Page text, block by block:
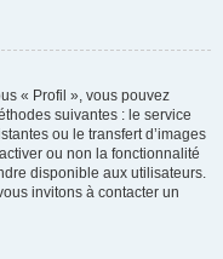
« Profil », vous pouvez
suivantes : le service
ou le transfert d’images
ou non la fonctionnalité
disponible aux utilisateurs.
invitons à contacter un